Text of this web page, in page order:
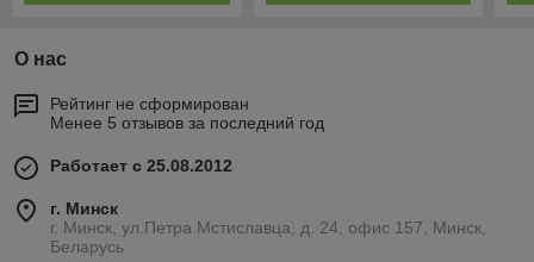
О нас
Рейтинг не сформирован
Менее 5 отзывов за последний год
Работает с 25.08.2012
г. Минск
г. Минск, ул.Петра Мстиславца, д. 24, офис 157, Минск,
Беларусь